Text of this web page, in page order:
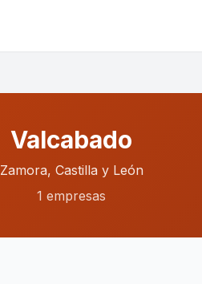
Valcabado
Zamora, Castilla y León
1 empresas